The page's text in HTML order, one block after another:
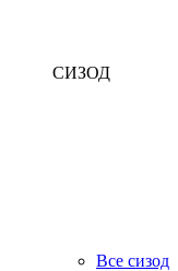
СИЗОД
Все сизод